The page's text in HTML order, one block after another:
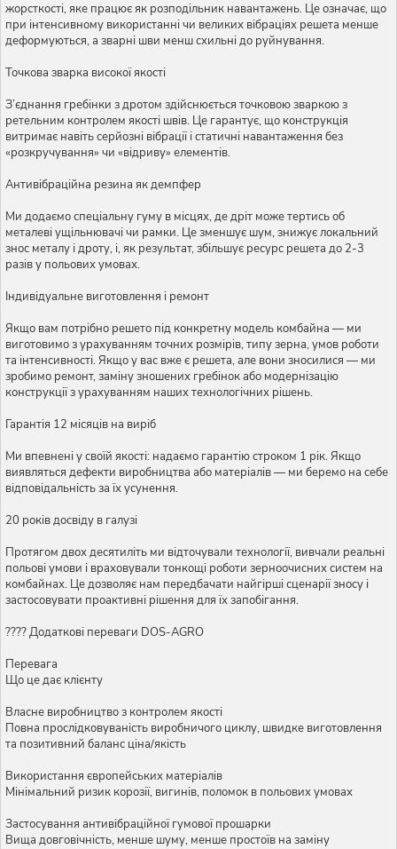
жорсткості, яке працює як розподільник навантажень. Це означає, що
при інтенсивному використанні чи великих вібраціях решета менше
деформуються, а зварні шви менш схильні до руйнування.
Точкова зварка високої якості
З’єднання гребінки з дротом здійснюється точковою зваркою з
ретельним контролем якості швів. Це гарантує, що конструкція
витримає навіть серйозні вібрації і статичні навантаження без
«розкручування» чи «відриву» елементів.
Антивібраційна резина як демпфер
Ми додаємо спеціальну гуму в місцях, де дріт може тертись об
металеві ущільнювачі чи рамки. Це зменшує шум, знижує локальний
знос металу і дроту, і, як результат, збільшує ресурс решета до 2-3
разів у польових умовах.
Індивідуальне виготовлення і ремонт
Якщо вам потрібно решето під конкретну модель комбайна — ми
виготовимо з урахуванням точних розмірів, типу зерна, умов роботи
та інтенсивності. Якщо у вас вже є решета, але вони зносилися — ми
зробимо ремонт, заміну зношених гребінок або модернізацію
конструкції з урахуванням наших технологічних рішень.
Гарантія 12 місяців на виріб
Ми впевнені у своїй якості: надаємо гарантію строком 1 рік. Якщо
виявляться дефекти виробництва або матеріалів — ми беремо на себе
відповідальність за їх усунення.
20 років досвіду в галузі
Протягом двох десятиліть ми відточували технології, вивчали реальні
польові умови і враховували тонкощі роботи зерноочисних систем на
комбайнах. Це дозволяє нам передбачати найгірші сценарії зносу і
застосовувати проактивні рішення для їх запобігання.
???? Додаткові переваги DOS-AGRO
Перевага
Що це дає клієнту
Власне виробництво з контролем якості
Повна прослідковуваність виробничого циклу, швидке виготовлення
та позитивний баланс ціна/якість
Використання європейських матеріалів
Мінімальний ризик корозії, вигинів, поломок в польових умовах
Застосування антивібраційної гумової прошарки
Вища довговічність, менше шуму, менше простоїв на заміну